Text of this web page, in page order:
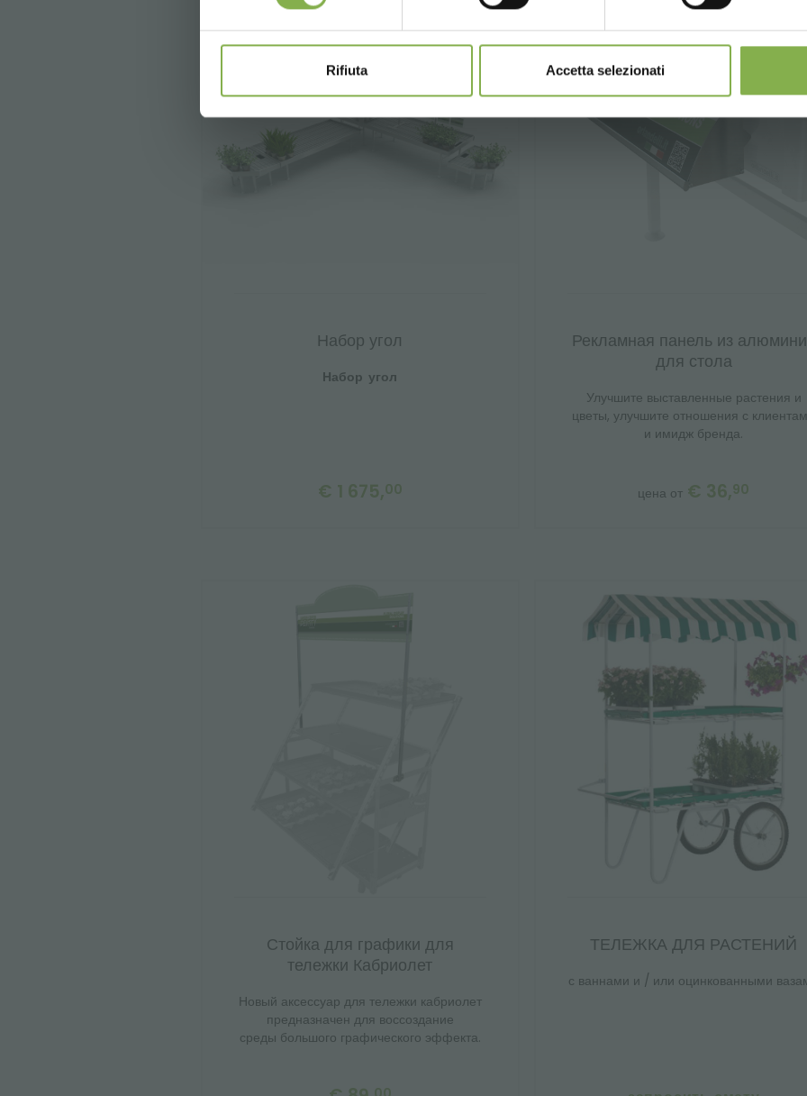
Rifiuta Accetta selezionati
Набор угол
Набор угол
€ 1 675,00
Рекламная панель из
для стола
Улучшите выставленные растения и
цветы, улучшите отношения с
и имидж бренда.
цена от € 36,90
Стойка для графики для
тележки Кабриолет
Новый аксессуар для тележки кабриолет
предназначен для воссоздание
среды большого графического эффекта.
ТЕЛЕЖКА ДЛЯ РАСТЕНИЙ
с ваннами и / или оцинкованными